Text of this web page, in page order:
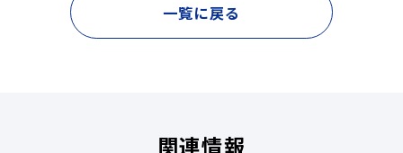
一覧に戻る
関連情報